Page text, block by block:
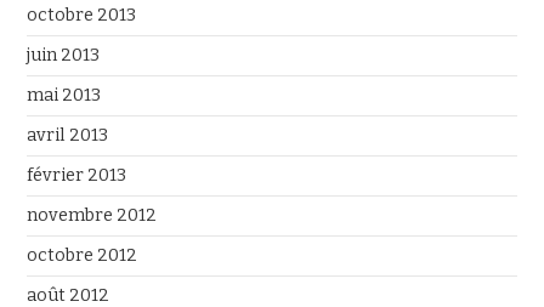
octobre 2013
juin 2013
mai 2013
avril 2013
février 2013
novembre 2012
octobre 2012
août 2012